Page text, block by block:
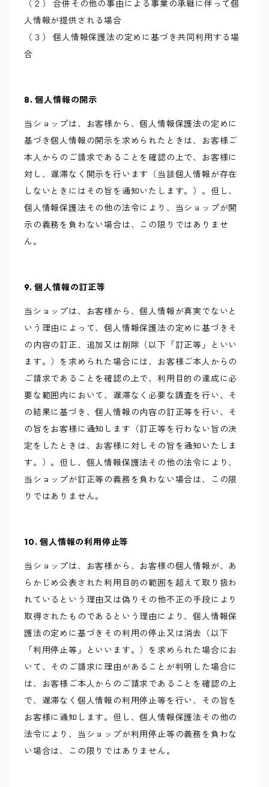
（２） 合併その他の事由による事業の承継に伴って個
人情報が提供される場合
（３） 個人情報保護法の定めに基づき共同利用する場
合
8. 個人情報の開示
当ショップは、お客様から、個人情報保護法の定めに
基づき個人情報の開示を求められたときは、お客様ご
本人からのご請求であることを確認の上で、お客様に
対し、遅滞なく開示を行います（当該個人情報が存在
しないときにはその旨を通知いたします。）。但し、
個人情報保護法その他の法令により、当ショップが開
示の義務を負わない場合は、この限りではありませ
ん。
9. 個人情報の訂正等
当ショップは、お客様から、個人情報が真実でないと
いう理由によって、個人情報保護法の定めに基づきそ
の内容の訂正、追加又は削除（以下「訂正等」といい
ます。）を求められた場合には、お客様ご本人からの
ご請求であることを確認の上で、利用目的の達成に必
要な範囲内において、遅滞なく必要な調査を行い、そ
の結果に基づき、個人情報の内容の訂正等を行い、そ
の旨をお客様に通知します（訂正等を行わない旨の決
定をしたときは、お客様に対しその旨を通知いたしま
す。）。但し、個人情報保護法その他の法令により、
当ショップが訂正等の義務を負わない場合は、この限
りではありません。
10. 個人情報の利用停止等
当ショップは、お客様から、お客様の個人情報が、あ
らかじめ公表された利用目的の範囲を超えて取り扱わ
れているという理由又は偽りその他不正の手段により
取得されたものであるという理由により、個人情報保
護法の定めに基づきその利用の停止又は消去（以下
「利用停止等」といいます。）を求められた場合にお
いて、そのご請求に理由があることが判明した場合に
は、お客様ご本人からのご請求であることを確認の上
で、遅滞なく個人情報の利用停止等を行い、その旨を
お客様に通知します。但し、個人情報保護法その他の
法令により、当ショップが利用停止等の義務を負わな
い場合は、この限りではありません。